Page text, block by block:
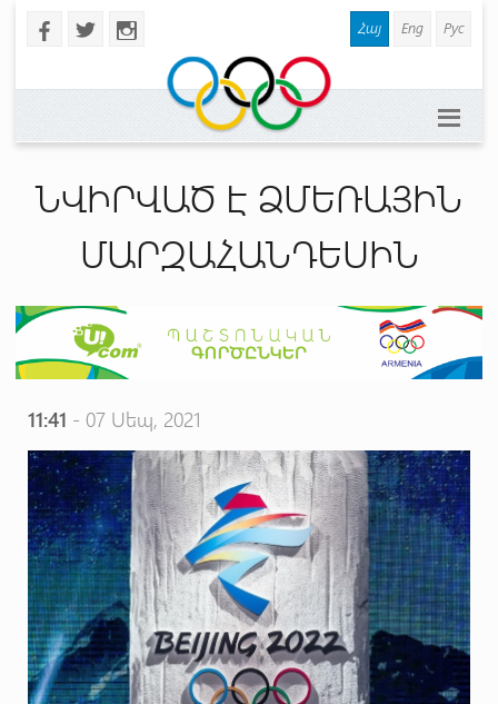
b a x Հայ Eng Рус
ՆՎԻՐՎԱԾ Է ՁՄԵՌԱՅԻՆ
ՄԱՐԶԱՀԱՆԴԵՍԻՆ
11:41 - 07 Սեպ, 2021